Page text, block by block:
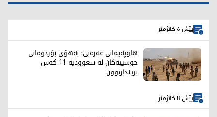
پێش 6 کاتژمێر
هاوپەیمانی عەرەبی: بەهۆی بۆردومانی
حوسییەکان لە سعوودیە 11 کەس
برینداربوون
پێش 8 کاتژمێر